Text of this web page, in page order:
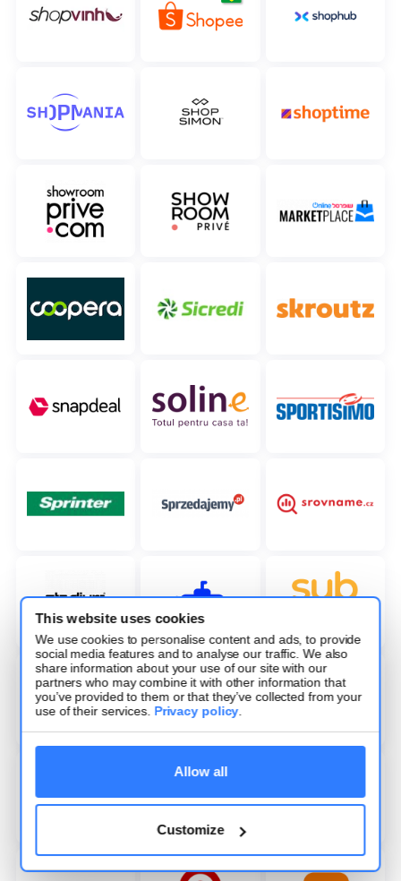
This website uses cookies
We use cookies to personalise content and ads, to provide
social media features and to analyse our traffic. We also
share information about your use of our site with our
partners who may combine it with other information that
you’ve provided to them or that they’ve collected from your
use of their services. Privacy policy.
Allow all
Customize